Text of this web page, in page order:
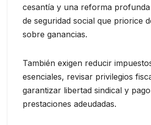
cesantía y una reforma profunda
de seguridad social que priorice
sobre ganancias.
También exigen reducir
esenciales, revisar privilegios
garantizar libertad sindical y
prestaciones adeudadas.